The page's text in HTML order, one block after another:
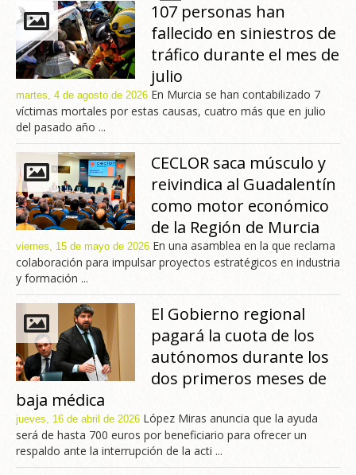
107 personas han
fallecido en siniestros de
tráfico durante el mes de
julio
martes, 4 de agosto de 2026 En Murcia se han contabilizado 7
víctimas mortales por estas causas, cuatro más que en julio
del pasado año ...
CECLOR saca músculo y
reivindica al Guadalentín
como motor económico
de la Región de Murcia
viernes, 15 de mayo de 2026 En una asamblea en la que reclama
colaboración para impulsar proyectos estratégicos en industria
y formación ...
El Gobierno regional
pagará la cuota de los
autónomos durante los
dos primeros meses de
baja médica
jueves, 16 de abril de 2026 López Miras anuncia que la ayuda
será de hasta 700 euros por beneficiario para ofrecer un
respaldo ante la interrupción de la acti ...